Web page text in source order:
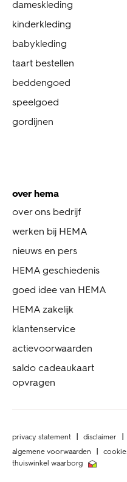
dameskleding
kinderkleding
babykleding
taart bestellen
beddengoed
speelgoed
gordijnen
over hema
over ons bedrijf
werken bij HEMA
nieuws en pers
HEMA geschiedenis
goed idee van HEMA
HEMA zakelijk
klantenservice
actievoorwaarden
saldo cadeaukaart
opvragen
privacy statement disclaimer
algemene voorwaarden
thuiswinkel waarborg